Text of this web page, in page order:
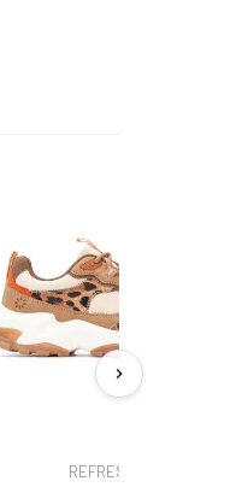
REFRESH
chevron_right